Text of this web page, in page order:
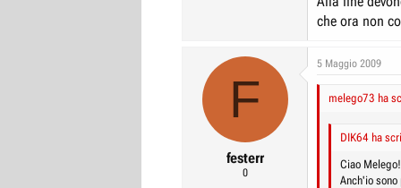
che ora non
F
festerr
0
5 Maggio 2009
melego73 ha
DIK64 ha
Ciao Melego!
Anch'io